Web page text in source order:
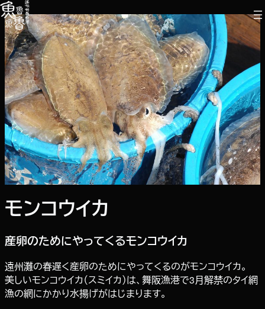
内
容
を
ス
キ
ッ
プ
モンコウイカ
産卵のためにやってくるモンコウイカ
遠州灘の春遅く産卵のためにやってくるのがモンコウイカ。
美しいモンコウイカ（スミイカ）は、舞阪漁港で3月解禁のタイ網
漁の網にかかり水揚げがはじまります。